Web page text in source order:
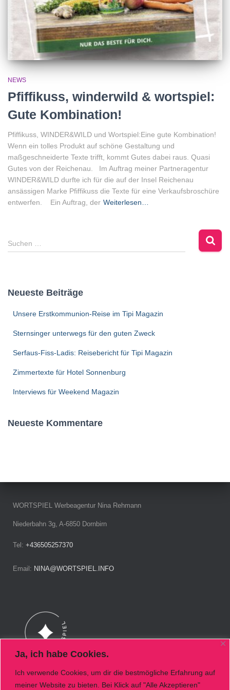
Ja, ich habe Cookies.
Ich verwende Cookies, um dir die bestmögliche Erfahrung auf
meiner Website zu bieten. Bei Klick auf "Alle Akzeptieren"
NEWS
Pfiffikuss, winderwild & wortspiel:
Gute Kombination!
Pfiffikuss, WINDER&WILD und Wortspiel:Eine gute Kombination!
Wenn ein tolles Produkt auf schöne Gestaltung und
maßgeschneiderte Texte trifft, kommt Gutes dabei raus. Quasi
Gutes von der Reichenau. Im Auftrag meiner Partneragentur
WINDER&WILD durfte ich für die auf der Insel Reichenau
ansässigen Marke Pfiffikuss die Texte für eine Verkaufsbroschüre
entwerfen. Ein Auftrag, der Weiterlesen…
Suchen …
Neueste Beiträge
Unsere Erstkommunion-Reise im Tipi Magazin
Sternsinger unterwegs für den guten Zweck
Serfaus-Fiss-Ladis: Reisebericht für Tipi Magazin
Zimmertexte für Hotel Sonnenburg
Interviews für Weekend Magazin
Neueste Kommentare
WORTSPIEL Werbeagentur Nina Rehmann
Niederbahn 3g, A-6850 Dornbirn
Tel: +436505257370
Email: NINA@WORTSPIEL.INFO